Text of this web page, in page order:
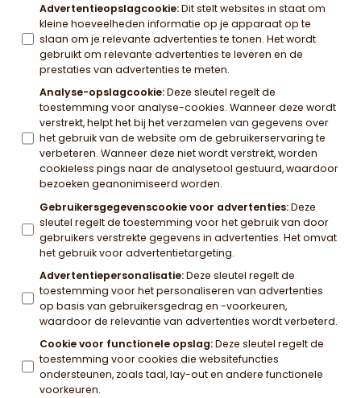
Advertentieopslagcookie:Dit stelt websites in staat om
kleine hoeveelheden informatie op je apparaat op te
slaan om je relevante advertenties te tonen. Het wordt
gebruikt om relevante advertenties te leveren en de
prestaties van advertenties te meten.
Analyse-opslagcookie:Deze sleutel regelt de
toestemming voor analyse-cookies. Wanneer deze wordt
verstrekt, helpt het bij het verzamelen van gegevens over
het gebruik van de website om de gebruikerservaring te
verbeteren. Wanneer deze niet wordt verstrekt, worden
cookieless pings naar de analysetool gestuurd, waardoor
bezoeken geanonimiseerd worden.
Gebruikersgegevenscookie voor advertenties:Deze
sleutel regelt de toestemming voor het gebruik van door
gebruikers verstrekte gegevens in advertenties. Het omvat
het gebruik voor advertentietargeting.
Advertentiepersonalisatie:Deze sleutel regelt de
toestemming voor het personaliseren van advertenties
op basis van gebruikersgedrag en -voorkeuren,
waardoor de relevantie van advertenties wordt verbeterd.
Cookie voor functionele opslag:Deze sleutel regelt de
toestemming voor cookies die websitefuncties
ondersteunen, zoals taal, lay-out en andere functionele
voorkeuren.